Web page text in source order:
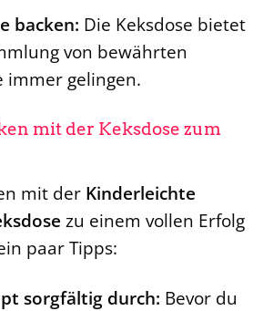
backen: Die Keksdose bietet
von bewährten
immer gelingen.
mit der Keksdose zum
mit der Kinderleichte
zu einem vollen Erfolg
paar Tipps:
sorgfältig durch: Bevor du